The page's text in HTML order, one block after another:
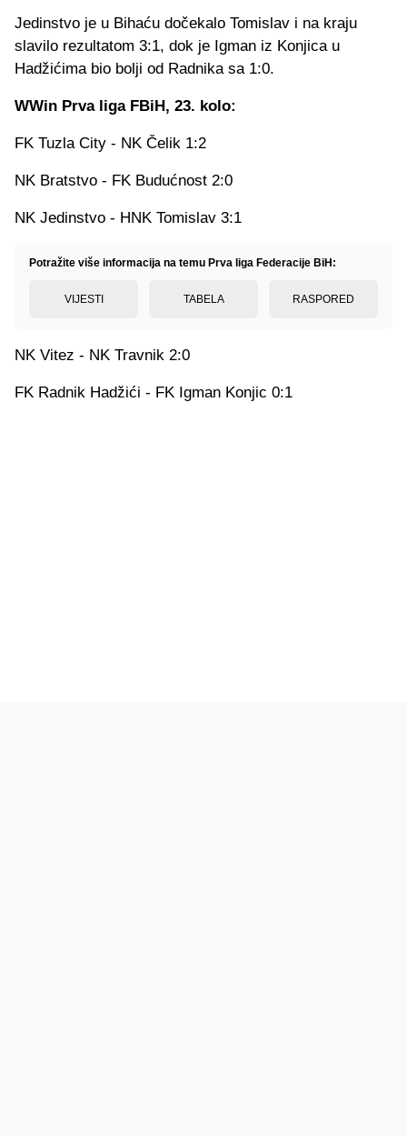
Jedinstvo je u Bihaću dočekalo Tomislav i na kraju
slavilo rezultatom 3:1, dok je Igman iz Konjica u
Hadžićima bio bolji od Radnika sa 1:0.
WWin Prva liga FBiH, 23. kolo:
FK Tuzla City - NK Čelik 1:2
NK Bratstvo - FK Budućnost 2:0
NK Jedinstvo - HNK Tomislav 3:1
Potražite više informacija na temu Prva liga Federacije BiH:
VIJESTI TABELA RASPORED
NK Vitez - NK Travnik 2:0
FK Radnik Hadžići - FK Igman Konjic 0:1